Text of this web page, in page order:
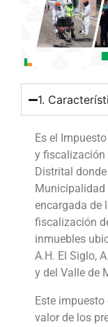
1.
Es el
y fiscalización
Distrital
Municipalidad
encargada de
fiscalización
inmuebles
A.H. El Siglo,
y del Valle de
Este
valor de los